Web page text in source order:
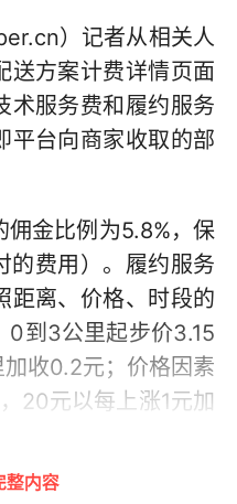
）记者从相关人
送方案计费详情页面
术服务费和履约服务
平台向商家收取的部
佣金比例为5.8%，保
的费用）。履约服务
距离、价格、时段的
0到3公里起步价3.15
收0.2元；价格因素
20元以每上涨1元加
晨0点到3点每单加收
元。
整内容